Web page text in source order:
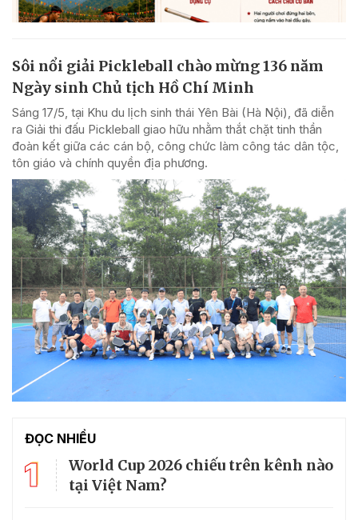
Sôi nổi giải Pickleball chào mừng 136 năm
Ngày sinh Chủ tịch Hồ Chí Minh
Sáng 17/5, tại Khu du lịch sinh thái Yên Bài (Hà Nội), đã diễn
ra Giải thi đấu Pickleball giao hữu nhằm thắt chặt tinh thần
đoàn kết giữa các cán bộ, công chức làm công tác dân tộc,
tôn giáo và chính quyền địa phương.
ĐỌC NHIỀU
1
World Cup 2026 chiếu trên kênh nào
tại Việt Nam?